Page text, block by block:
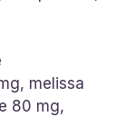
melissa
80 mg,